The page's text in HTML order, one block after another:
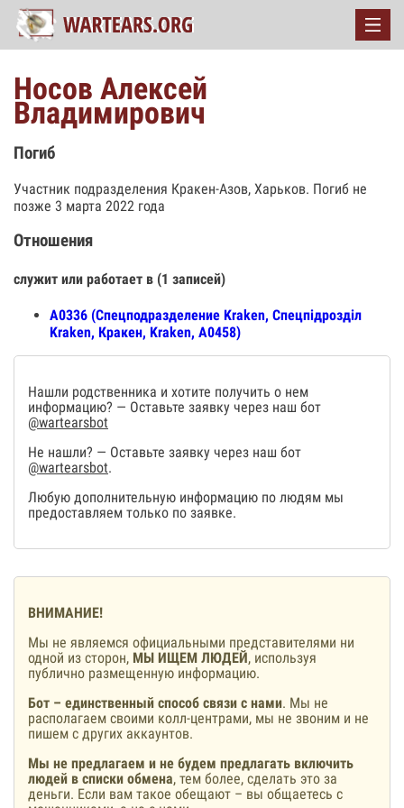
Носов Алексей
Владимирович
Погиб
Участник подразделения Кракен-Азов, Харьков. Погиб не
позже 3 марта 2022 года
Отношения
служит или работает в (1 записей)
А0336 (Спецподразделение Kraken, Спецпiдроздiл
Kraken, Кракен, Kraken, А0458)
Нашли родственника и хотите получить о нем
информацию? — Оставьте заявку через наш бот
@wartearsbot
Не нашли? — Оставьте заявку через наш бот
@wartearsbot.
Любую дополнительную информацию по людям мы
предоставляем только по заявке.
ВНИМАНИЕ!
Мы не являемся официальными представителями ни
одной из сторон, МЫ ИЩЕМ ЛЮДЕЙ, используя
публично размещенную информацию.
Бот – единственный способ связи с нами. Мы не
располагаем своими колл-центрами, мы не звоним и не
пишем с других аккаунтов.
Мы не предлагаем и не будем предлагать включить
людей в списки обмена, тем более, сделать это за
деньги. Если вам такое обещают – вы общаетесь с